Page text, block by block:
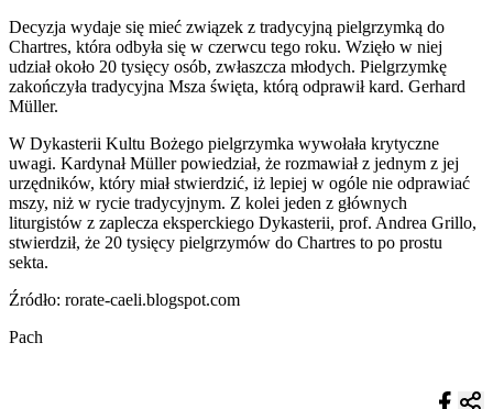
Decyzja wydaje się mieć związek z tradycyjną pielgrzymką do
Chartres, która odbyła się w czerwcu tego roku. Wzięło w niej
udział około 20 tysięcy osób, zwłaszcza młodych. Pielgrzymkę
zakończyła tradycyjna Msza święta, którą odprawił kard. Gerhard
Müller.
W Dykasterii Kultu Bożego pielgrzymka wywołała krytyczne
uwagi. Kardynał Müller powiedział, że rozmawiał z jednym z jej
urzędników, który miał stwierdzić, iż lepiej w ogóle nie odprawiać
mszy, niż w rycie tradycyjnym. Z kolei jeden z głównych
liturgistów z zaplecza eksperckiego Dykasterii, prof. Andrea Grillo,
stwierdził, że 20 tysięcy pielgrzymów do Chartres to po prostu
sekta.
Źródło: rorate-caeli.blogspot.com
Pach